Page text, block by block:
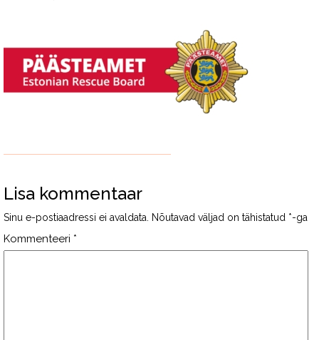
Lisa kommentaar
Sinu e-postiaadressi ei avaldata. Nõutavad väljad on tähistatud *-ga
Kommenteeri *